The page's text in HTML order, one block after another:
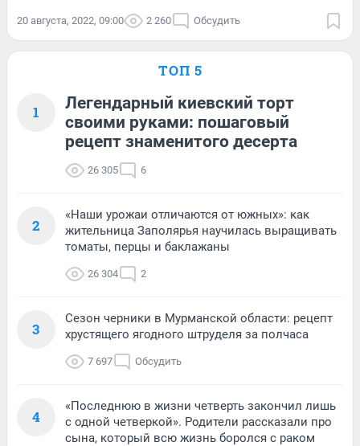
20 августа, 2022, 09:00 2 260 Обсудить
ТОП 5
1
Легендарный киевский торт
своими руками: пошаговый
рецепт знаменитого десерта
26 305 6
2
«Наши урожаи отличаются от южных»: как
жительница Заполярья научилась выращивать
томаты, перцы и баклажаны
26 304 2
3
Сезон черники в Мурманской области: рецепт
хрустящего ягодного штруделя за полчаса
7 697 Обсудить
4
«Последнюю в жизни четверть закончил лишь
с одной четверкой». Родители рассказали про
сына, который всю жизнь боролся с раком